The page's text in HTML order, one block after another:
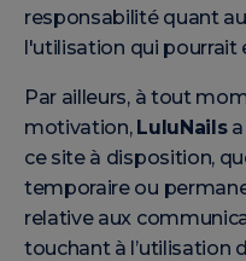
responsabilité quant
l'utilisation qui pourrait
Par ailleurs, à tout
motivation, LuluNailsa
ce site à disposition,
temporaire ou
relative aux
touchant à l’utilisation